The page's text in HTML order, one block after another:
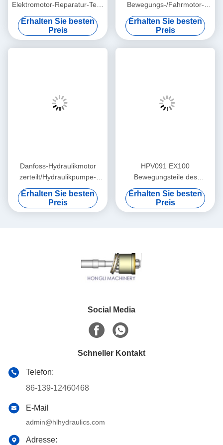
Elektromotor-Reparatur-Teile
Komastu HMV110 für Antrieb
des Enden-PC200-7
Erhalten Sie besten
Preis
Bewegungs-/Fahrmotor-
Reparatur-Teile KAYABA
MSF230 hydraulische
Erhalten Sie besten
Preis
Danfoss-Hydraulikmotor
zerteilt/Hydraulikpumpe-
Ersatzteile Relacement
Erhalten Sie besten
Preis
HPV091 EX100
Bewegungsteile des
Hydraulikmotor-hydraulische
Schwingen-zerteilt/PC220
Erhalten Sie besten
Preis
Social Media
Schneller Kontakt
Telefon:
86-139-12460468
E-Mail
admin@hlhydraulics.com
Adresse: